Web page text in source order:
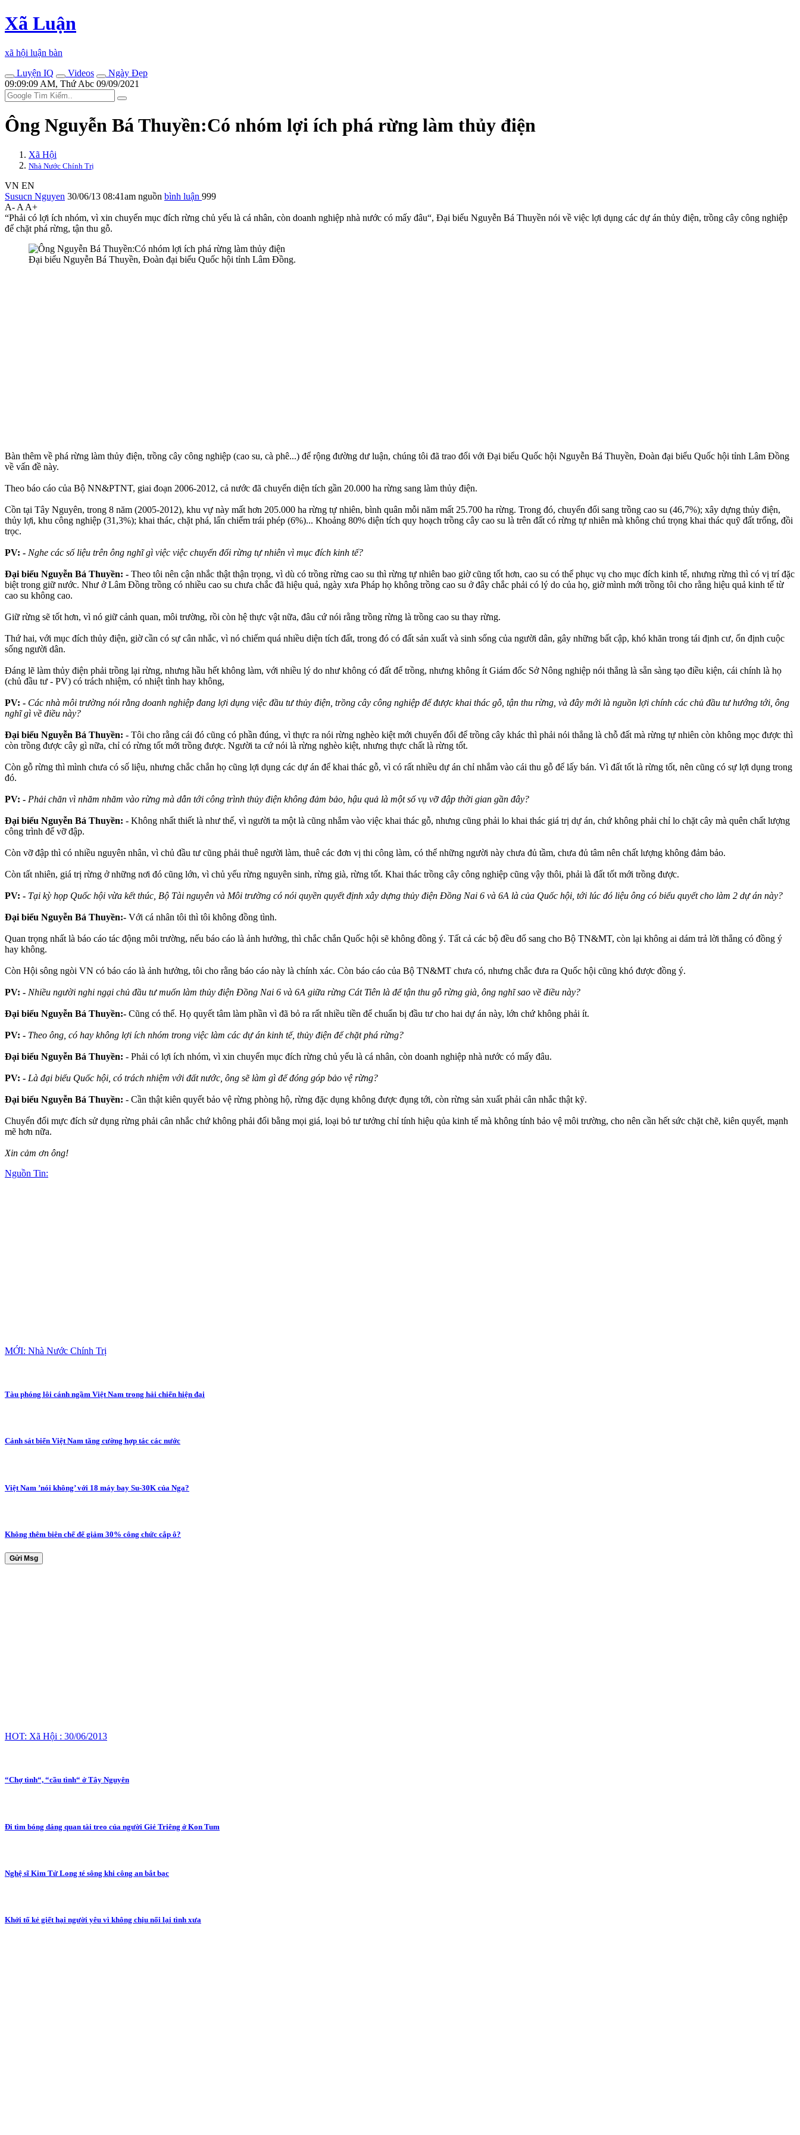
Xã Luận
xã hội luận bàn
Luyện IQ
Videos
Ngày Đẹp
09:09:09 AM, Thứ Abc 09/09/2021
Ông Nguyễn Bá Thuyền:Có nhóm lợi ích phá rừng làm thủy điện
Xã Hội
Nhà Nước Chính Trị
VN EN
Susucn Nguyen 30/06/13 08:41am nguồn bình luận 999
A- A A+
“Phải có lợi ích nhóm, vì xin chuyển mục đích rừng chủ yếu là cá nhân, còn doanh nghiệp nhà nước có mấy đâu“, Đại biểu Nguyễn Bá Thuyền nói về việc lợi dụng các dự án thủy điện, trồng cây công nghiệp
để chặt phá rừng, tận thu gỗ.
Đại biểu Nguyễn Bá Thuyền, Đoàn đại biểu Quốc hội tỉnh Lâm Đồng.
Bàn thêm về phá rừng làm thủy điện, trồng cây công nghiệp (cao su, cà phê...) để rộng đường dư luận, chúng tôi đã trao đổi với Đại biểu Quốc hội Nguyễn Bá Thuyền, Đoàn đại biểu Quốc hội tỉnh Lâm Đồng
về vấn đề này.
Theo báo cáo của Bộ NN&PTNT, giai đoạn 2006-2012, cả nước đã chuyển diện tích gần 20.000 ha rừng sang làm thủy điện.
Cồn tại Tây Nguyên, trong 8 năm (2005-2012), khu vự này mất hơn 205.000 ha rừng tự nhiên, bình quân mỗi năm mất 25.700 ha rừng. Trong đó, chuyển đổi sang trồng cao su (46,7%); xây dựng thủy điện,
thủy lợi, khu công nghiệp (31,3%); khai thác, chặt phá, lấn chiếm trái phép (6%)... Khoảng 80% diện tích quy hoạch trồng cây cao su là trên đất có rừng tự nhiên mà không chú trọng khai thác quỹ đất trống, đồi
trọc.
PV: - Nghe các số liệu trên ông nghĩ gì việc việc chuyển đổi rừng tự nhiên vì mục đích kinh tế?
Đại biểu Nguyễn Bá Thuyền: - Theo tôi nên cận nhắc thật thận trọng, vì dù có trồng rừng cao su thì rừng tự nhiên bao giờ cũng tốt hơn, cao su có thể phục vụ cho mục đích kinh tế, nhưng rừng thì có vị trí đặc
biệt trong giữ nước. Như ở Lâm Đồng trồng có nhiều cao su chưa chắc đã hiệu quả, ngày xưa Pháp họ không trồng cao su ở đây chắc phải có lý do của họ, giờ mình mới trồng tôi cho rằng hiệu quả kinh tế từ
cao su không cao.
Giữ rừng sẽ tốt hơn, vì nó giữ cảnh quan, môi trường, rồi còn hệ thực vật nữa, đâu cứ nói rằng trồng rừng là trồng cao su thay rừng.
Thứ hai, với mục đích thủy điện, giờ cần có sự cân nhắc, vì nó chiếm quá nhiều diện tích đất, trong đó có đất sản xuất và sinh sống của người dân, gây những bất cập, khó khăn trong tái định cư, ổn định cuộc
sống người dân.
Đáng lẽ làm thủy điện phải trồng lại rừng, nhưng hầu hết không làm, với nhiều lý do như không có đất để trồng, nhưng không ít Giám đốc Sở Nông nghiệp nói thẳng là sẵn sàng tạo điều kiện, cái chính là họ
(chủ đầu tư - PV) có trách nhiệm, có nhiệt tình hay không,
PV: - Các nhà môi trường nói rằng doanh nghiệp đang lợi dụng việc đầu tư thủy điện, trồng cây công nghiệp để được khai thác gỗ, tận thu rừng, và đây mới là nguồn lợi chính các chủ đầu tư hướng tới, ông
nghĩ gì về điều này?
Đại biểu Nguyễn Bá Thuyền: - Tôi cho rằng cái đó cũng có phần đúng, vì thực ra nói rừng nghèo kiệt mới chuyển đổi để trồng cây khác thì phải nói thẳng là chỗ đất mà rừng tự nhiên còn không mọc được thì
còn trồng được cây gì nữa, chỉ có rừng tốt mới trồng được. Người ta cứ nói là rừng nghèo kiệt, nhưng thực chất là rừng tốt.
Còn gỗ rừng thì mình chưa có số liệu, nhưng chắc chắn họ cũng lợi dụng các dự án để khai thác gỗ, vì có rất nhiều dự án chỉ nhắm vào cái thu gỗ để lấy bán. Vì đất tốt là rừng tốt, nên cũng có sự lợi dụng trong
đó.
PV: - Phải chăn vì nhăm nhăm vào rừng mà dẫn tới công trình thủy điện không đảm bảo, hậu quả là một số vụ vỡ đập thời gian gần đây?
Đại biểu Nguyễn Bá Thuyền: - Không nhất thiết là như thế, vì người ta một là cũng nhắm vào việc khai thác gỗ, nhưng cũng phải lo khai thác giá trị dự án, chứ không phải chỉ lo chặt cây mà quên chất lượng
công trình để vỡ đập.
Còn vỡ đập thì có nhiều nguyên nhân, vì chủ đầu tư cũng phải thuê người làm, thuê các đơn vị thi công làm, có thể những người này chưa đủ tầm, chưa đủ tâm nên chất lượng không đảm bảo.
Còn tất nhiên, giá trị rừng ở những nơi đó cũng lớn, vì chủ yếu rừng nguyên sinh, rừng già, rừng tốt. Khai thác trồng cây công nghiệp cũng vậy thôi, phải là đất tốt mới trồng được.
PV: - Tại kỳ họp Quốc hội vừa kết thúc, Bộ Tài nguyên và Môi trường có nói quyền quyết định xây dựng thủy điện Đồng Nai 6 và 6A là của Quốc hội, tới lúc đó liệu ông có biểu quyết cho làm 2 dự án này?
Đại biểu Nguyễn Bá Thuyền:- Với cá nhân tôi thì tôi không đồng tình.
Quan trọng nhất là báo cáo tác động môi trường, nếu báo cáo là ảnh hưởng, thì chắc chắn Quốc hội sẽ không đồng ý. Tất cả các bộ đều đổ sang cho Bộ TN&MT, còn lại không ai dám trả lời thẳng có đồng ý
hay không.
Còn Hội sông ngòi VN có báo cáo là ảnh hưởng, tôi cho rằng báo cáo này là chính xác. Còn báo cáo của Bộ TN&MT chưa có, nhưng chắc đưa ra Quốc hội cũng khó được đồng ý.
PV: - Nhiều người nghi ngại chủ đầu tư muốn làm thủy điện Đồng Nai 6 và 6A giữa rừng Cát Tiên là để tận thu gỗ rừng già, ông nghĩ sao về điều này?
Đại biểu Nguyễn Bá Thuyền:- Cũng có thể. Họ quyết tâm làm phần vì đã bỏ ra rất nhiều tiền để chuẩn bị đầu tư cho hai dự án này, lớn chứ không phải ít.
PV: - Theo ông, có hay không lợi ích nhóm trong việc làm các dự án kinh tế, thủy điện để chặt phá rừng?
Đại biểu Nguyễn Bá Thuyền: - Phải có lợi ích nhóm, vì xin chuyển mục đích rừng chủ yếu là cá nhân, còn doanh nghiệp nhà nước có mấy đâu.
PV: - Là đại biểu Quốc hội, có trách nhiệm với đất nước, ông sẽ làm gì để đóng góp bảo vệ rừng?
Đại biểu Nguyễn Bá Thuyền: - Cần thật kiên quyết bảo vệ rừng phòng hộ, rừng đặc dụng không được đụng tới, còn rừng sản xuất phải cân nhắc thật kỹ.
Chuyển đổi mực đích sử dụng rừng phải cân nhắc chứ không phải đổi bằng mọi giá, loại bỏ tư tưởng chỉ tính hiệu qủa kinh tế mà không tính bảo vệ môi trường, cho nên cần hết sức chặt chẽ, kiên quyết, mạnh
mẽ hơn nữa.
Xin cảm ơn ông!
Nguồn Tin:
MỚI: Nhà Nước Chính Trị
Tàu phóng lôi cánh ngầm Việt Nam trong hải chiến hiện đại
Cảnh sát biển Việt Nam tăng cường hợp tác các nước
Việt Nam ’nói không’ với 18 máy bay Su-30K của Nga?
Không thêm biên chế để giảm 30% công chức cắp ô?
Gửi Msg
HOT: Xã Hội : 30/06/2013
“Chợ tình“, “cầu tình“ ở Tây Nguyên
Đi tìm bóng dáng quan tài treo của người Giẻ Triêng ở Kon Tum
Nghệ sĩ Kim Tử Long té sông khi công an bắt bạc
Khởi tố kẻ giết hại người yêu vì không chịu nối lại tình xưa